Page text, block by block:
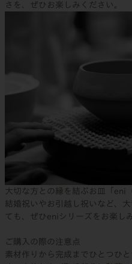
さを、ぜひお楽しみください。
大切な方との縁を結ぶお皿「eni
結婚祝いやお引越し祝いなど、
ても、ぜひeniシリーズをお楽し
ご購入の際の注意点
素材作りから完成までひとつひ